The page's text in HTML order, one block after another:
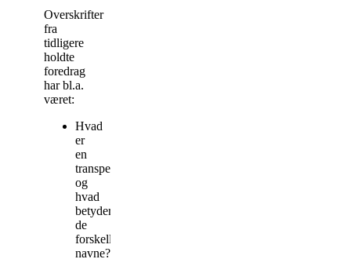
Overskrifter
fra
tidligere
holdte
foredrag
har bl.a.
været:
Hvad
er
en
transperson,
og
hvad
betyder
de
forskellige
navne?